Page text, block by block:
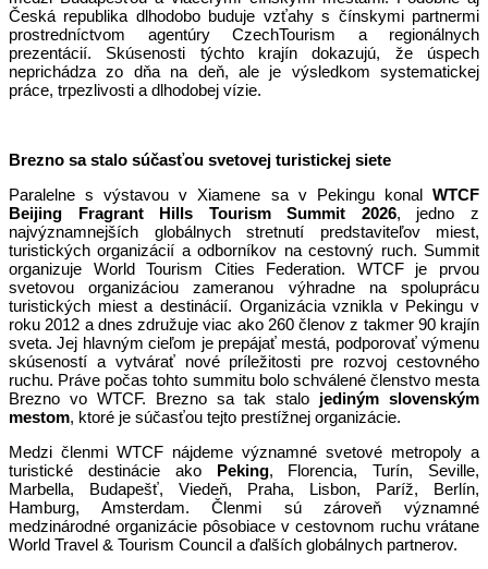
Česká republika dlhodobo buduje vzťahy s čínskymi partnermi
prostredníctvom agentúry CzechTourism a regionálnych
prezentácií. Skúsenosti týchto krajín dokazujú, že úspech
neprichádza zo dňa na deň, ale je výsledkom systematickej
práce, trpezlivosti a dlhodobej vízie.
Brezno sa stalo súčasťou svetovej turistickej siete
Paralelne s výstavou v Xiamene sa v Pekingu konal WTCF
Beijing Fragrant Hills Tourism Summit 2026, jedno z
najvýznamnejších globálnych stretnutí predstaviteľov miest,
turistických organizácií a odborníkov na cestovný ruch. Summit
organizuje World Tourism Cities Federation. WTCF je prvou
svetovou organizáciou zameranou výhradne na spoluprácu
turistických miest a destinácií. Organizácia vznikla v Pekingu v
roku 2012 a dnes združuje viac ako 260 členov z takmer 90 krajín
sveta. Jej hlavným cieľom je prepájať mestá, podporovať výmenu
skúseností a vytvárať nové príležitosti pre rozvoj cestovného
ruchu. Práve počas tohto summitu bolo schválené členstvo mesta
Brezno vo WTCF. Brezno sa tak stalo jediným slovenským
mestom, ktoré je súčasťou tejto prestížnej organizácie.
Medzi členmi WTCF nájdeme významné svetové metropoly a
turistické destinácie ako Peking, Florencia, Turín, Seville,
Marbella, Budapešť, Viedeň, Praha, Lisbon, Paríž, Berlín,
Hamburg, Amsterdam. Členmi sú zároveň významné
medzinárodné organizácie pôsobiace v cestovnom ruchu vrátane
World Travel & Tourism Council a ďalších globálnych partnerov.